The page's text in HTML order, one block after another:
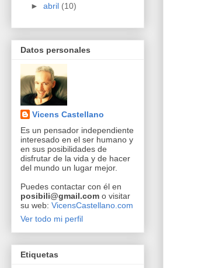
► abril (10)
Datos personales
Vicens Castellano
Es un pensador independiente
interesado en el ser humano y
en sus posibilidades de
disfrutar de la vida y de hacer
del mundo un lugar mejor.
Puedes contactar con él en
posibili@gmail.com o visitar
su web: VicensCastellano.com
Ver todo mi perfil
Etiquetas